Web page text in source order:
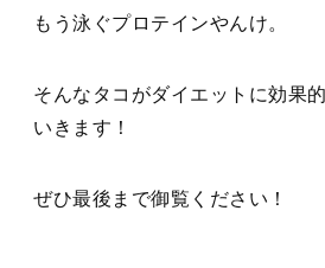
もう泳ぐプロテインやんけ。
そんなタコがダイエットに効果
いきます！
ぜひ最後まで御覧ください！